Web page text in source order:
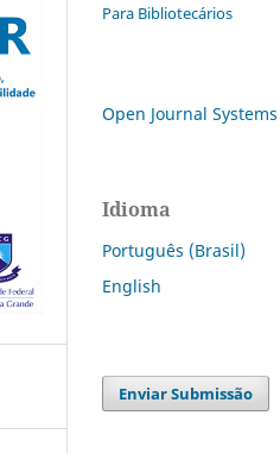
Para Bibliotecários
Open Journal Systems
Idioma
Português (Brasil)
English
Enviar Submissão